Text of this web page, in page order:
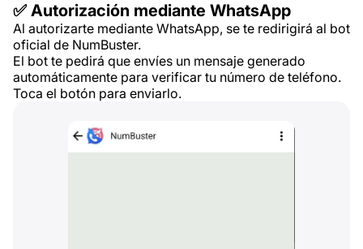
✅ Autorización mediante WhatsApp
Al autorizarte mediante WhatsApp, se te redirigirá al bot
oficial de NumBuster.
El bot te pedirá que envíes un mensaje generado
automáticamente para verificar tu número de teléfono.
Toca el botón para enviarlo.